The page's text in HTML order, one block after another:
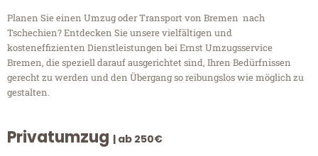
Planen Sie einen Umzug oder Transport von Bremen nach
Tschechien? Entdecken Sie unsere vielfältigen und
kosteneffizienten Dienstleistungen bei Ernst Umzugsservice
Bremen, die speziell darauf ausgerichtet sind, Ihren Bedürfnissen
gerecht zu werden und den Übergang so reibungslos wie möglich zu
gestalten.
Privatumzug | ab 250€